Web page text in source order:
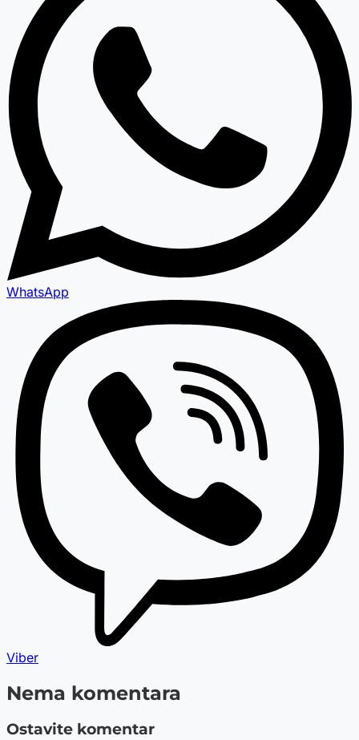
WhatsApp
Viber
Nema komentara
Ostavite komentar